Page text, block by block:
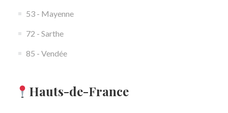
53 - Mayenne
72 - Sarthe
85 - Vendée
Hauts-de-France